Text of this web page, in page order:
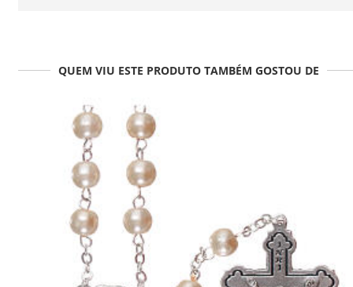
QUEM VIU ESTE PRODUTO TAMBÉM GOSTOU DE